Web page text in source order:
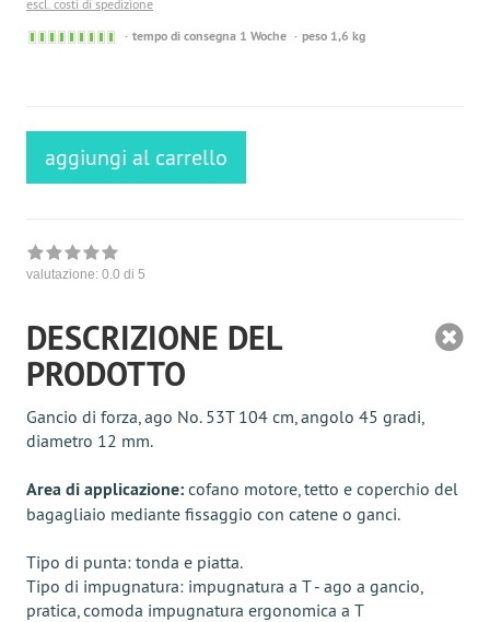
escl. costi di spedizione
Sofort
tempo di consegna 1 Woche peso 1,6 kg
aggiungi al carrello
valutazione: 0.0 di 5
DESCRIZIONE DEL
PRODOTTO
Gancio di forza, ago No. 53T 104 cm, angolo 45 gradi,
diametro 12 mm.
Area di applicazione: cofano motore, tetto e coperchio del
bagagliaio mediante fissaggio con catene o ganci.
Tipo di punta: tonda e piatta.
Tipo di impugnatura: impugnatura a T - ago a gancio,
pratica, comoda impugnatura ergonomica a T